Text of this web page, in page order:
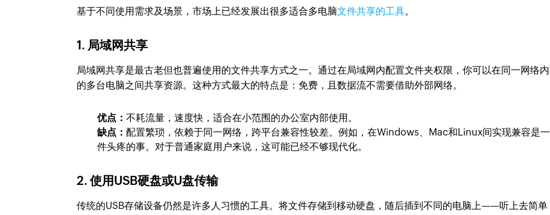
基于不同使用需求及场景，市场上已经发展出很多适合多电脑文件共享的工具。
1. 局域网共享
局域网共享是最古老但也普遍使用的文件共享方式之一。通过在局域网内配置文件夹权限，你可以在同一网络内
的多台电脑之间共享资源。这种方式最大的特点是：免费，且数据流不需要借助外部网络。
优点：不耗流量，速度快，适合在小范围的办公室内部使用。
缺点：配置繁琐，依赖于同一网络，跨平台兼容性较差。例如，在Windows、Mac和Linux间实现兼容是一
件头疼的事。对于普通家庭用户来说，这可能已经不够现代化。
2. 使用USB硬盘或U盘传输
传统的USB存储设备仍然是许多人习惯的工具。将文件存储到移动硬盘，随后插到不同的电脑上——听上去简单